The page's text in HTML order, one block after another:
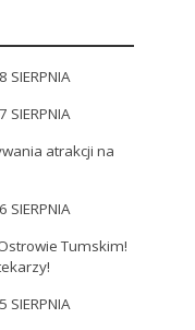
SIERPNIA
SIERPNIA
atrakcji na
SIERPNIA
Tumskim!
SIERPNIA